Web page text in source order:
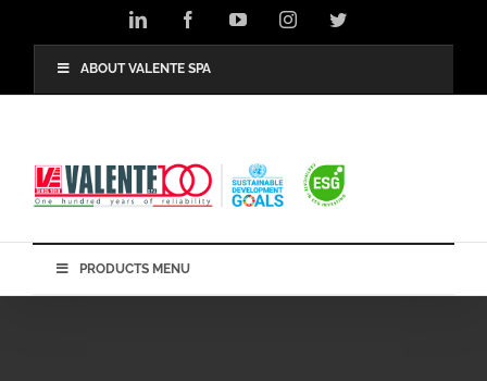
LinkedIn FacebookYouTubeInstagramTwitter
ABOUT VALENTE SPA
PRODUCTS MENU